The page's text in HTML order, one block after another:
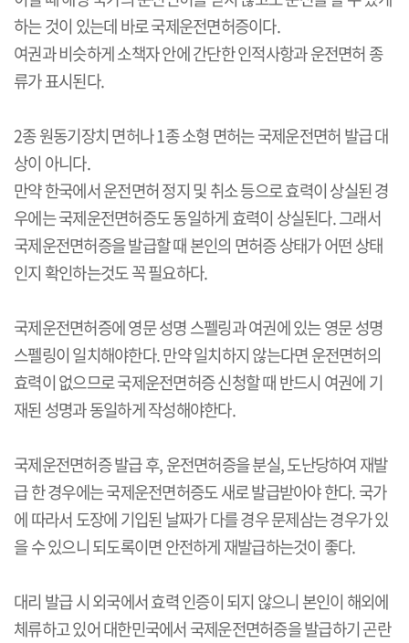
하는 것이 있는데 바로 국제운전면허증이다.
여권과 비슷하게 소책자 안에 간단한 인적사항과 운전면허 종
류가 표시된다.
2종 원동기장치 면허나 1종 소형 면허는 국제운전면허 발급 대
상이 아니다.
만약 한국에서 운전면허 정지 및 취소 등으로 효력이 상실된 경
우에는 국제운전면허증도 동일하게 효력이 상실된다. 그래서
국제운전면허증을 발급할 때 본인의 면허증 상태가 어떤 상태
인지 확인하는것도 꼭 필요하다.
국제운전면허증에 영문 성명 스펠링과 여권에 있는 영문 성명
스펠링이 일치해야한다. 만약 일치하지 않는다면 운전면허의
효력이 없으므로 국제운전면허증 신청할 때 반드시 여권에 기
재된 성명과 동일하게 작성해야한다.
국제운전면허증 발급 후, 운전면허증을 분실, 도난당하여 재발
급 한 경우에는 국제운전면허증도 새로 발급받아야 한다. 국가
에 따라서 도장에 기입된 날짜가 다를 경우 문제삼는 경우가 있
을 수 있으니 되도록이면 안전하게 재발급하는것이 좋다.
대리 발급 시 외국에서 효력 인증이 되지 않으니 본인이 해외에
체류하고 있어 대한민국에서 국제운전면허증을 발급하기 곤란